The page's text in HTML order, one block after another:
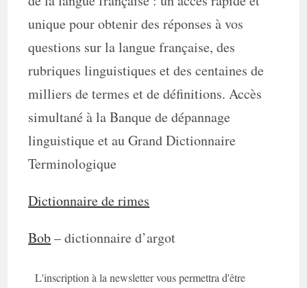
unique pour obtenir des réponses à vos
questions sur la langue française, des
rubriques linguistiques et des centaines de
milliers de termes et de définitions. Accès
simultané à la Banque de dépannage
linguistique et au Grand Dictionnaire
Terminologique
Dictionnaire de rimes
Bob– dictionnaire d’argot
L'inscription à la newsletter vous permettra d'être